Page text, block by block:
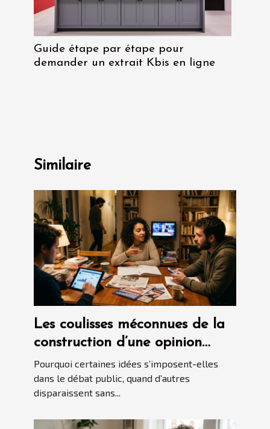
Guide étape par étape pour
demander un extrait Kbis en ligne
Similaire
Les coulisses méconnues de la
construction d’une opinion
politique
Pourquoi certaines idées s’imposent-elles
dans le débat public, quand d’autres
disparaissent sans...